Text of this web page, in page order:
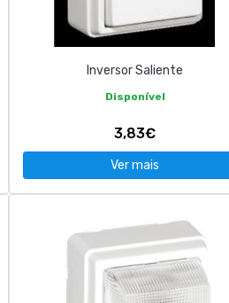
Inversor Saliente
Disponível
3,83€
Ver mais